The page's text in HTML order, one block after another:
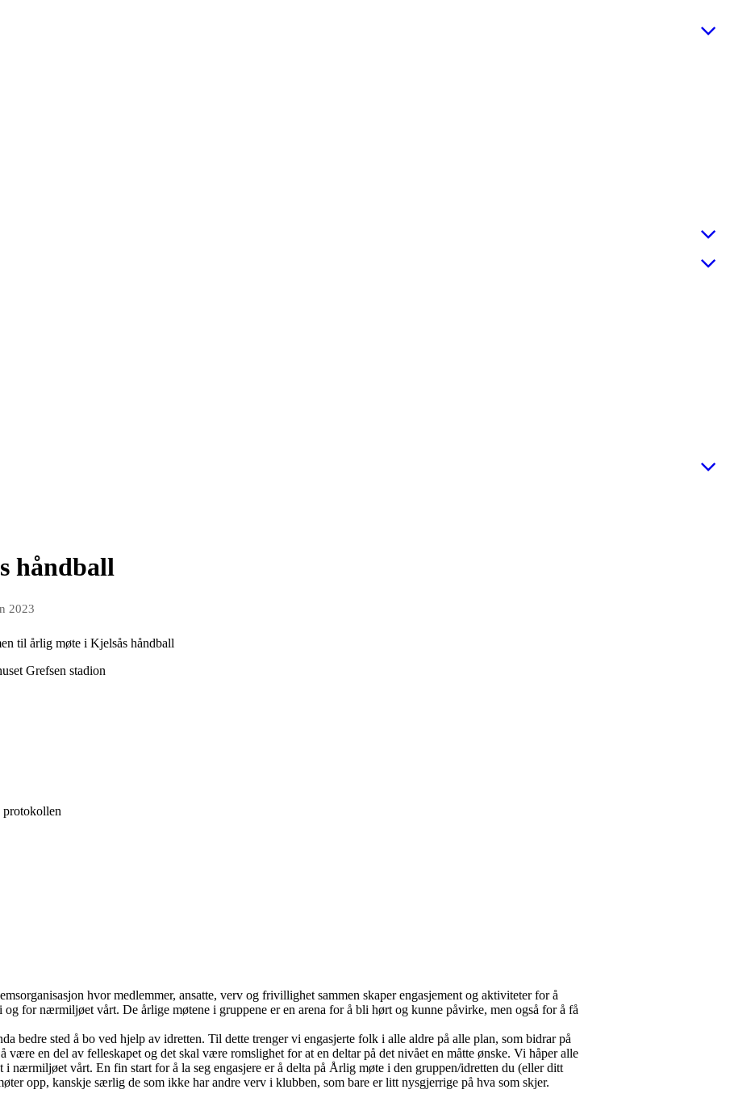
håndball
2023
til årlig møte i Kjelsås håndball
Grefsen stadion
protokollen
hvor medlemmer, ansatte, verv og frivillighet sammen skaper engasjement og aktiviteter for å
og for nærmiljøet vårt. De årlige møtene i gruppene er en arena for å bli hørt og kunne påvirke, men også for å få
bedre sted å bo ved hjelp av idretten. Til dette trenger vi engasjerte folk i alle aldre på alle plan, som bidrar på
være en del av felleskapet og det skal være romslighet for at en deltar på det nivået en måtte ønske. Vi håper alle
i nærmiljøet vårt. En fin start for å la seg engasjere er å delta på Årlig møte i den gruppen/idretten du (eller ditt
opp, kanskje særlig de som ikke har andre verv i klubben, som bare er litt nysgjerrige på hva som skjer.